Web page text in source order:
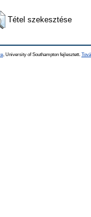
Tétel szekesztése
, University of Southampton fejlesztett.